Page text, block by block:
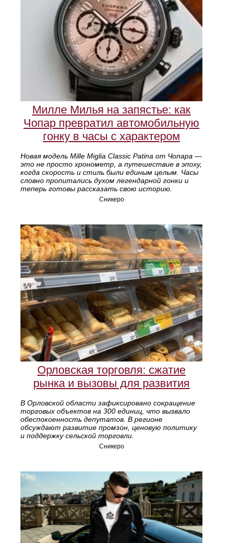
Милле Милья на запястье: как
Чопар превратил автомобильную
гонку в часы с характером
Новая модель Mille Miglia Classic Patina от Чопара —
это не просто хронометр, а путешествие в эпоху,
когда скорость и стиль были единым целым. Часы
словно пропитались духом легендарной гонки и
теперь готовы рассказать свою историю.
Сникеро
Орловская торговля: сжатие
рынка и вызовы для развития
В Орловской области зафиксировано сокращение
торговых объектов на 300 единиц, что вызвало
обеспокоенность депутатов. В регионе
обсуждают развитие промзон, ценовую политику
и поддержку сельской торговли.
Сникеро